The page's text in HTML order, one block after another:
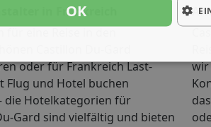
in Frankreich
oder für Frankreich Last-
Flug und Hotel buchen
die Hotelkategorien für
Gard sind vielfältig und bieten
wir
das
OK